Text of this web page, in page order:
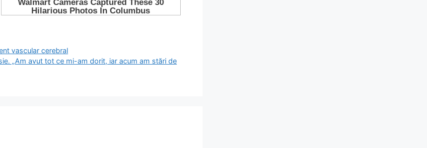
vascular cerebral
„Am avut tot ce mi-am dorit, iar acum am stări de